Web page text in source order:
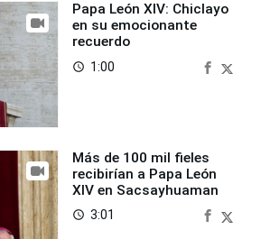
Papa León XIV: Chiclayo
en su emocionante
recuerdo
access_time 1:00
Más de 100 mil fieles
recibirían a Papa León
XIV en Sacsayhuaman
access_time 3:01